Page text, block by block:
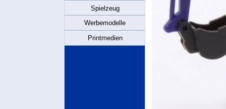
Spielzeug
Werbemodelle
Printmedien